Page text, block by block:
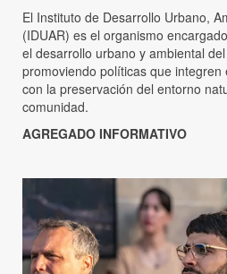
El Instituto de Desarrollo Urbano,
(IDUAR) es el organismo
el desarrollo urbano y ambiental
promoviendo políticas que integren
con la preservación del entorno
comunidad.
AGREGADO INFORMATIVO